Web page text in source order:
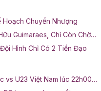
Hoạch Chuyển Nhượng
Guimaraes, Chỉ Còn Chờ
Hình Chỉ Có 2 Tiền Đạo
vs U23 Việt Nam lúc 22h00